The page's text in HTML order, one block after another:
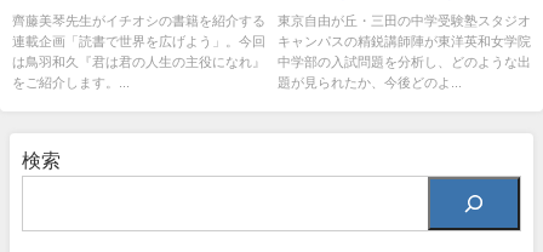
の主役になれ』
齊藤美琴先生がイチオシの書籍を紹介する
連載企画「読書で世界を広げよう」。今回
は鳥羽和久『君は君の人生の主役になれ』
をご紹介します。...
東京自由が丘・三田の中学受験塾スタジオ
キャンパスの精鋭講師陣が東洋英和女学院
中学部の入試問題を分析し、どのような出
題が見られたか、今後どのよ...
検索